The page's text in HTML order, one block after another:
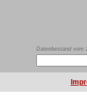
Datenbestand vom